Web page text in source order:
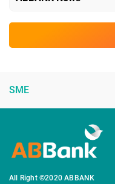
SME
All Right ©2020 ABBANK